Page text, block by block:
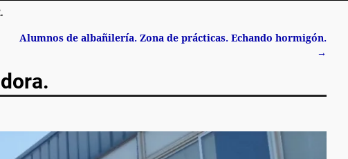
Alumnos de albañilería. Zona de prácticas. Echando hormigón.
→